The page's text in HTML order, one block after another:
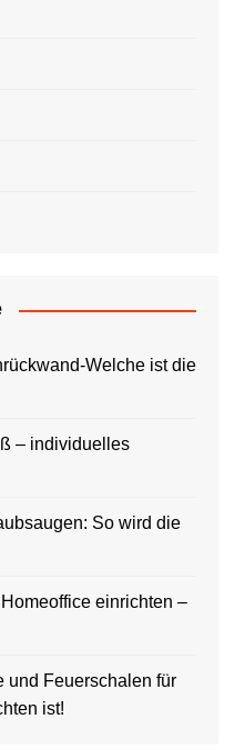
Welche ist die
– individuelles
So wird die
einrichten –
und Feuerschalen für
ist!